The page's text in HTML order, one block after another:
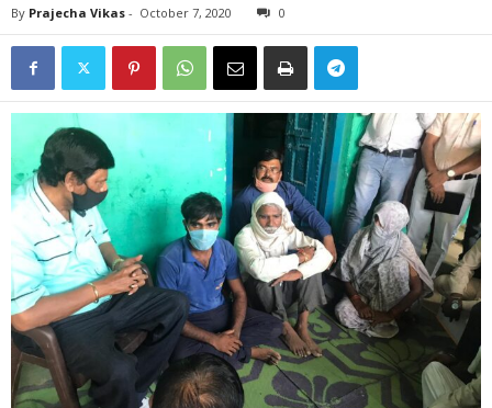
By Prajecha Vikas - October 7, 2020 0